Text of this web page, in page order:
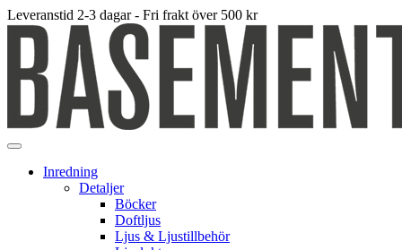
Leveranstid 2-3 dagar - Fri frakt över 500 kr
Inredning
Detaljer
Böcker
Doftljus
Ljus & Ljustillbehör